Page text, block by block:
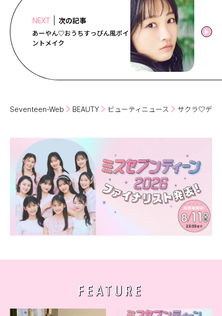
NEXT 次の記事
あーやん♡おうちすっぴん風ポイ
ントメイク
Seventeen-Web BEAUTY ビューティニュース サクラ♡デー
FEATURE